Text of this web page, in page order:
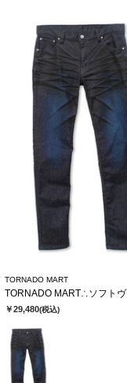
TORNADO MART
￥29,480(税込)